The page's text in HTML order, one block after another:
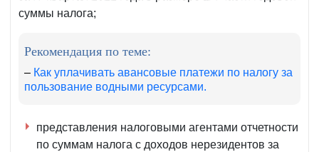
суммы налога;
Рекомендация по теме:
– Как уплачивать авансовые платежи по налогу за
пользование водными ресурсами.
представления налоговыми агентами отчетности
по суммам налога с доходов нерезидентов за